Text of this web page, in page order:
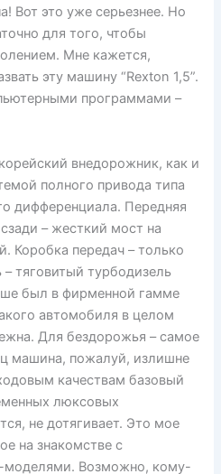
Вот это уже серьезнее. Но
для того, чтобы
Мне кажется,
эту машину “Rexton 1,5”.
программами –
внедорожник, как и
полного привода типа
дифференциала. Передняя
– жесткий мост на
Коробка передач – только
тяговитый турбодизель
был в фирменной гамме
автомобиля в целом
Для бездорожья – самое
машина, пожалуй, излишне
качествам базовый
люксовых
не дотягивает. Это мое
на знакомстве с
Возможно, кому-